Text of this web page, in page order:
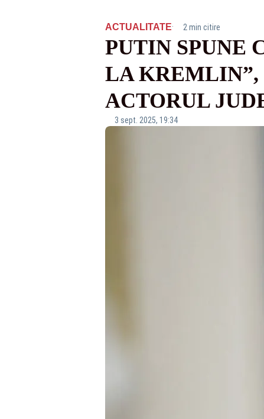
ACTUALITATE· 2 min citire
PUTIN SPUNE
LA KREMLIN”,
ACTORUL
3 sept. 2025, 19:34